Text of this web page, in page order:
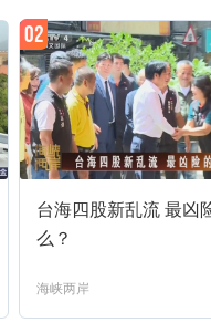
预约
预约
预约
台海四股新乱流 最凶
么？
海峡两岸
02